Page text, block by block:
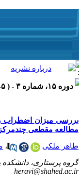
دوره ۱۵، شماره ۳ - ( ۵-۱۴۰۱ )
مطالعه مقطعی
طاهر ملکی ،
گروه پرستاری، دانشکده
heravi@shahed.ac.ir